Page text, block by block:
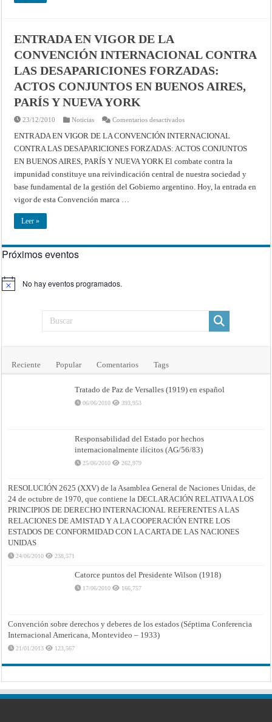
ENTRADA EN VIGOR DE LA
CONVENCIÓN INTERNACIONAL CONTRA
LAS DESAPARICIONES FORZADAS:
ACTOS CONJUNTOS EN BUENOS AIRES,
PARÍS Y NUEVA YORK
23/12/2010 Noticias Comentarios desactivadosen
EN
VIGOR
DE
CONVENCIÓN
INTERNACIONAL
CONTRA
LAS
DESAPARICIONES
ENTRADA EN VIGOR DE LA CONVENCIÓN INTERNACIONAL
CONTRA LAS DESAPARICIONES FORZADAS: ACTOS CONJUNTOS
EN BUENOS AIRES, PARÍS Y NUEVA YORK El combate contra la
impunidad constituye una reivindicación central de nuestra sociedad y
base fundamental de la gestión del Gobierno argentino. Hoy, la entrada en
vigor de esta Convención marca …
Leer »
Próximos eventos
Aviso No hay eventos programados.
Reciente Popular Comentarios Tags
Tratado de Paz de Versalles (1919) en español
06/06/2010 393,953
Responsabilidad del Estado por hechos
internacionalmente ilícitos (AG/56/83)
25/06/2010 262,979
RESOLUCIÓN 2625 (XXV) de la Asamblea General de Naciones Unidas, de
24 de octubre de 1970, que contiene la DECLARACIÓN RELATIVA A LOS
PRINCIPIOS DE DERECHO INTERNACIONAL REFERENTES A LAS
RELACIONES DE AMISTAD Y A LA COOPERACIÓN ENTRE LOS
ESTADOS DE CONFORMIDAD CON LA CARTA DE LAS NACIONES
UNIDAS
24/06/2010 238,571
Catorce puntos del Presidente Wilson (1918)
17/06/2010 166,757
Convención sobre derechos y deberes de los estados (Séptima Conferencia
Internacional Americana, Montevideo – 1933)
21/01/2013 123,567